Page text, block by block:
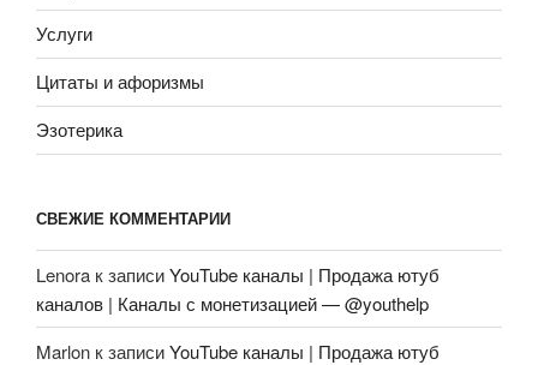
Услуги
Цитаты и афоризмы
Эзотерика
СВЕЖИЕ КОММЕНТАРИИ
Lenora к записиYouTube каналы | Продажа ютуб
каналов | Каналы с монетизацией — @youthelp
Marlon к записиYouTube каналы | Продажа ютуб